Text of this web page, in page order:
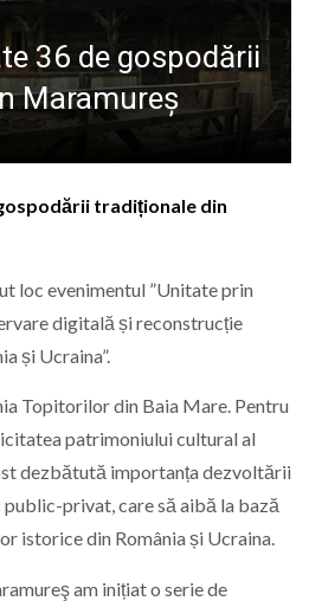
36 de gospodării
Maramureș
tradiționale din
loc evenimentul ”Unitate prin
digitală și reconstrucție
și Ucraina”.
Topitorilor din Baia Mare. Pentru
patrimoniului cultural al
dezbătută importanța dezvoltării
privat, care să aibă la bază
istorice din România și Ucraina.
am inițiat o serie de